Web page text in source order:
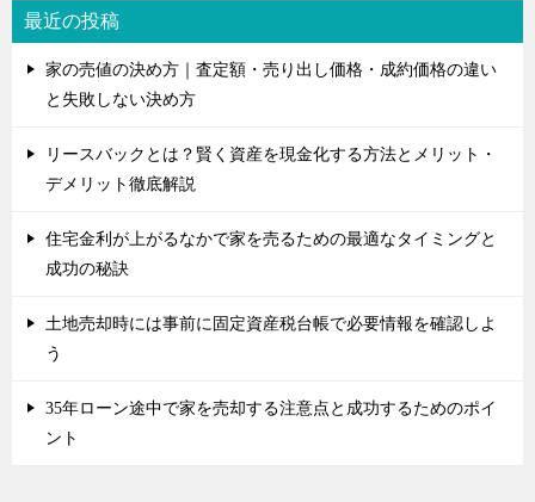
最近の投稿
家の売値の決め方｜査定額・売り出し価格・成約価格の違い
と失敗しない決め方
リースバックとは？賢く資産を現金化する方法とメリット・
デメリット徹底解説
住宅金利が上がるなかで家を売るための最適なタイミングと
成功の秘訣
土地売却時には事前に固定資産税台帳で必要情報を確認しよ
う
35年ローン途中で家を売却する注意点と成功するためのポイ
ント